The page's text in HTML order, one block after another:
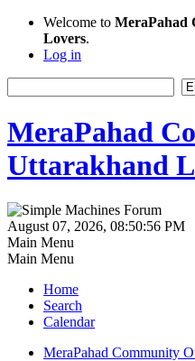
Welcome to MeraPahad
Lovers.
Log in
MeraPahad
Uttarakhand
August 07, 2026, 08:50:56 PM
Main Menu
Main Menu
Home
Search
Calendar
MeraPahad Community